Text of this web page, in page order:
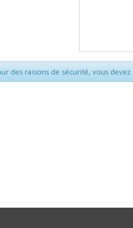
des raisons de sécurité, vous